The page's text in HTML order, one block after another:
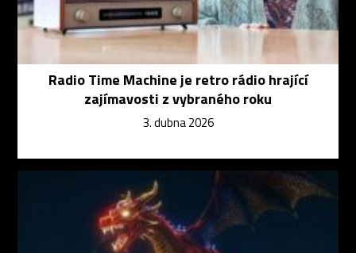
Radio Time Machine je retro rádio hrající
zajímavosti z vybraného roku
3. dubna 2026